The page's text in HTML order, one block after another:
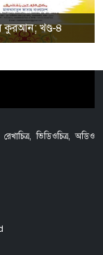
কুরআন; খণ্ড-৪
ভিডিওচিত্র, অডিও